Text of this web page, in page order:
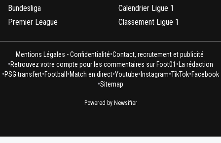
Bundesliga
Premier League
Calendrier Ligue 1
Classement Ligue 1
Mentions Légales - Confidentialité•Contact, recrutement et publicité
•Retrouvez votre compte pour les commentaires sur Foot01 • La rédaction
•PSG transfert•Football •Match en direct•Youtube• Instagram•TikTok•Facebook
•Sitemap
Powered by Newsifier